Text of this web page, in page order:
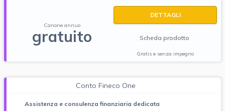
Canone annuo
gratuito
DETTAGLI
Scheda prodotto
Gratis e senza impegno
Conto Fineco One
Assistenza e consulenza finanziaria dedicata